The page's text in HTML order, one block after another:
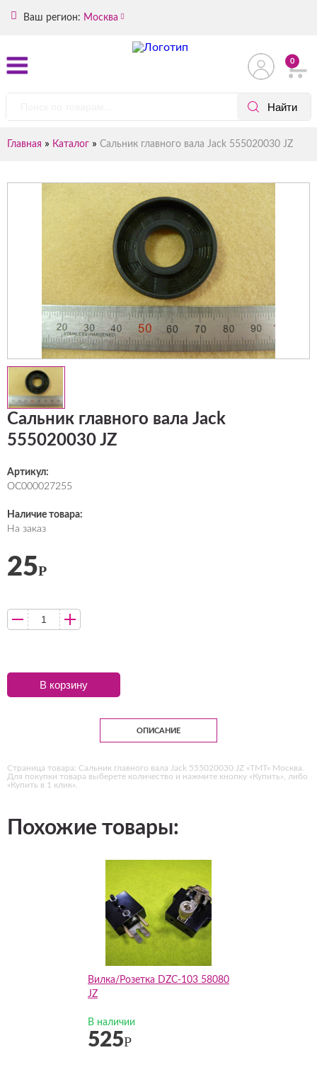
Ваш регион: Москва
0
Главная » Каталог » Сальник главного вала Jack 555020030 JZ
Сальник главного вала Jack
555020030 JZ
Артикул:
ОС000027255
Наличие товара:
На заказ
25Р
В корзину
ОПИСАНИЕ
Страница товара: Сальник главного вала Jack 555020030 JZ «ТМТ» Москва.
Для покупки товара выберете количество и нажмите кнопку «Купить», либо
«Купить в 1 клик».
Похожие товары:
Вилка/Розетка DZC-103 58080
JZ
В наличии
525Р